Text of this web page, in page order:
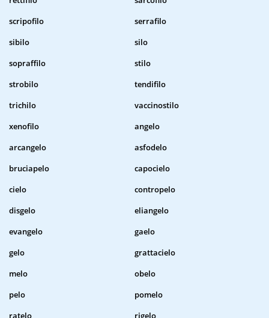
scripofilo
serrafilo
sibilo
silo
sopraffilo
stilo
strobilo
tendifilo
trichilo
vaccinostilo
xenofilo
angelo
arcangelo
asfodelo
bruciapelo
capocielo
cielo
contropelo
disgelo
eliangelo
evangelo
gaelo
gelo
grattacielo
melo
obelo
pelo
pomelo
ratelo
rigelo